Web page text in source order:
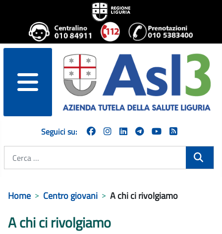
menu
Seguici su:
Home Centro giovani A chi ci rivolgiamo
A chi ci rivolgiamo